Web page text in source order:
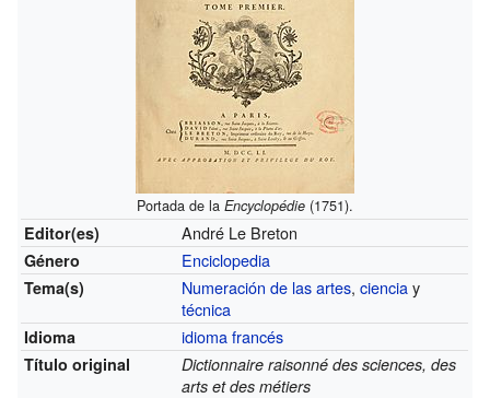
Portada de la Encyclopédie(1751).
Editor(es) André Le Breton
Género Enciclopedia
Tema(s) Numeración de las artes,cienciay
técnica
Idioma idioma francés
Título original
Dictionnaire raisonné des sciences, des
arts et des métiers